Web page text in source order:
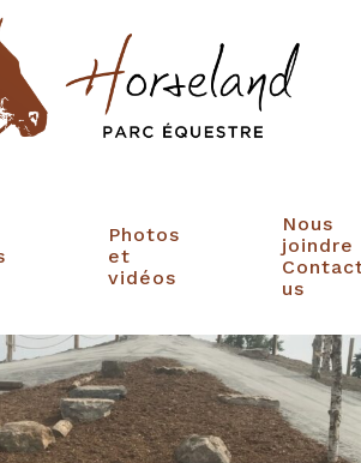
Photos
et
vidéos
Nous
joindre
us